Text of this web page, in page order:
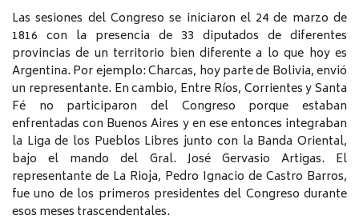
Las sesiones del Congreso se iniciaron el 24 de marzo de
1816 con la presencia de 33 diputados de diferentes
provincias de un territorio bien diferente a lo que hoy es
Argentina. Por ejemplo: Charcas, hoy parte de Bolivia, envió
un representante. En cambio, Entre Ríos, Corrientes y Santa
Fé no participaron del Congreso porque estaban
enfrentadas con Buenos Aires y en ese entonces integraban
la Liga de los Pueblos Libres junto con la Banda Oriental,
bajo el mando del Gral. José Gervasio Artigas. El
representante de La Rioja, Pedro Ignacio de Castro Barros,
fue uno de los primeros presidentes del Congreso durante
esos meses trascendentales.